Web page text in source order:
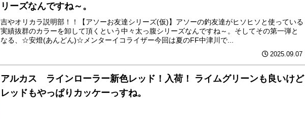
リーズなんですね～。
吉やオリカラ説明部！！【アソーお友達シリーズ(仮)】アソーの釣友達がヒソヒソと使っている
実績抜群のカラーを卸して頂くという中々太っ腹シリーズなんですね～。そしてその第一弾と
なる、☆安燈(あんどん)☆メンターイコライザー今回は夏のFF中津川で...
2025.09.07
アルカス ラインローラー新色レッド！入荷！ ライムグリーンも良いけど
レッドもやっぱりカッケーっすね。